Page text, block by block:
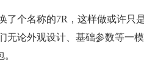
了个名称的7R，这样做或许只
无论外观设计、基础参数等一